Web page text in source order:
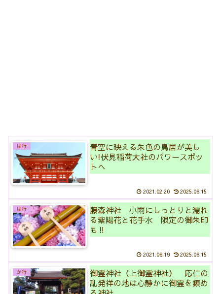
は行
青空に映える朱色の鳥居が美し
い!伏見稲荷大社のパワースポッ
トへ
2021.02.20 2025.06.15
は行
藤森神社 小雨にしっとりと濡れ
る紫陽花と花手水 限定の御朱印
も‼
2021.06.19 2025.06.15
か行
御霊神社（上御霊神社） 応仁の
乱発祥の地は心静かに御霊を鎮め